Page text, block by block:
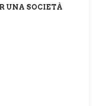
UNA SOCIETÀ